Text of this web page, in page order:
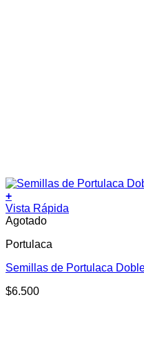
+
Vista Rápida
Agotado
Portulaca
Semillas de Portulaca
$6.500